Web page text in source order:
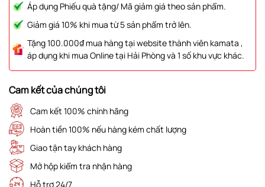
Áp dụng Phiếu quà tặng/ Mã giảm giá theo sản phẩm.
Giảm giá 10% khi mua từ 5 sản phẩm trở lên.
Tặng 100.000₫ mua hàng tại website thành viên kamata ,
áp dụng khi mua Online tại Hải Phòng và 1 số khu vực khác.
Cam kết của chúng tôi
Cam kết 100% chính hãng
Hoàn tiền 100% nếu hàng kém chất lượng
Giao tận tay khách hàng
Mở hộp kiểm tra nhận hàng
Hỗ trợ 24/7